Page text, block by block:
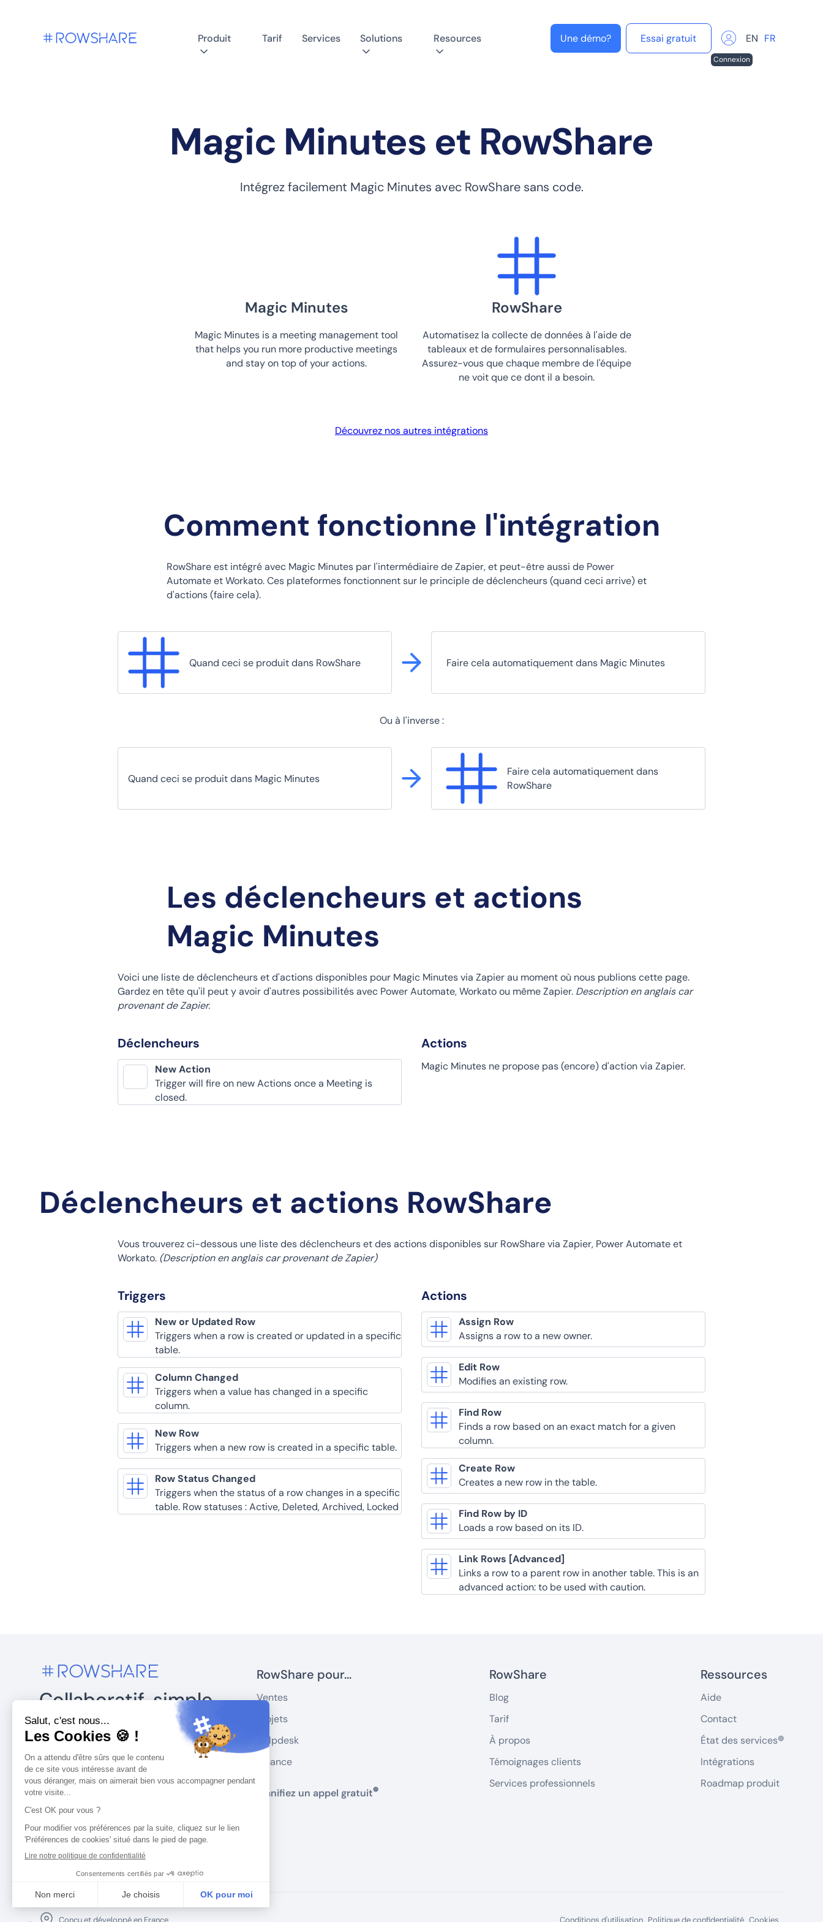
Produit Tarif Services Solutions Resources Une démo? Essai gratuit
Connexion
EN FR
Magic Minutes et RowShare
Intégrez facilement Magic Minutes avec RowShare sans code.
Magic Minutes
Magic Minutes is a meeting management tool
that helps you run more productive meetings
and stay on top of your actions.
RowShare
Automatisez la collecte de données à l'aide de
tableaux et de formulaires personnalisables.
Assurez-vous que chaque membre de l'équipe
ne voit que ce dont il a besoin.
Découvrez nos autres intégrations
Comment fonctionne l'intégration
RowShare est intégré avec Magic Minutes par l'intermédiaire de Zapier, et peut-être aussi de Power
Automate et Workato. Ces plateformes fonctionnent sur le principle de déclencheurs (quand ceci arrive) et
d'actions (faire cela).
Quand ceci se produit dans RowShare Faire cela automatiquement dans Magic Minutes
Ou à l'inverse :
Quand ceci se produit dans Magic Minutes
Faire cela automatiquement dans
RowShare
Les déclencheurs et actions
Magic Minutes
Voici une liste de déclencheurs et d'actions disponibles pour Magic Minutes via Zapier au moment où nous publions cette page.
Gardez en tête qu'il peut y avoir d'autres possibilités avec Power Automate, Workato ou même Zapier. Description en anglais car
provenant de Zapier.
Déclencheurs
New Action
Trigger will fire on new Actions once a Meeting is
closed.
Actions
Magic Minutes ne propose pas (encore) d'action via Zapier.
Déclencheurs et actions RowShare
Vous trouverez ci-dessous une liste des déclencheurs et des actions disponibles sur RowShare via Zapier, Power Automate et
Workato. (Description en anglais car provenant de Zapier)
Triggers
New or Updated Row
Triggers when a row is created or updated in a specific
table.
Column Changed
Triggers when a value has changed in a specific
column.
New Row
Triggers when a new row is created in a specific table.
Row Status Changed
Triggers when the status of a row changes in a specific
table. Row statuses : Active, Deleted, Archived, Locked
Actions
Assign Row
Assigns a row to a new owner.
Edit Row
Modifies an existing row.
Find Row
Finds a row based on an exact match for a given
column.
Create Row
Creates a new row in the table.
Find Row by ID
Loads a row based on its ID.
Link Rows [Advanced]
Links a row to a parent row in another table. This is an
advanced action: to be used with caution.
Collaboratif, simple
et fiable.
RowShare vous aide à réunir et
analyser les données en combinant
simplicité et confidentialité.
RowShare pour...
Ventes
Projets
Helpdesk
Finance
Planifiez un appel gratuit🔵
RowShare
Blog
Tarif
À propos
Témoignages clients
Services professionnels
Ressources
Aide
Contact
État des services🟢
Intégrations
Roadmap produit
Conçu et développé en France Conditions d'utilisation Politique de confidentialité Cookies